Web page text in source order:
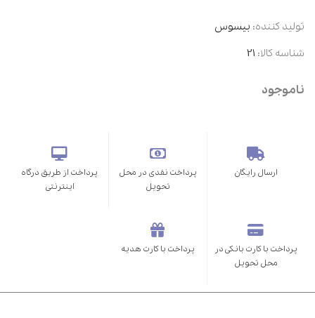
تولید کننده: بیسوس
شناسه کالا:
ناموجود
ارسال رایگان
پرداخت نقدی در محل
تحویل
پرداخت از طریق درگاه
اینترنتی
پرداخت با کارت بانکی در
محل تحویل
پرداخت با کارت هدیه